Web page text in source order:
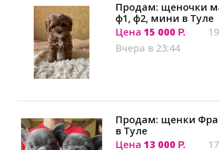
Продам: щеночки
ф1, ф2, мини в Туле
Цена 15 000 Р.
Вчера в 23:44
Продам: щенки
в Туле
Цена 13 000 Р.